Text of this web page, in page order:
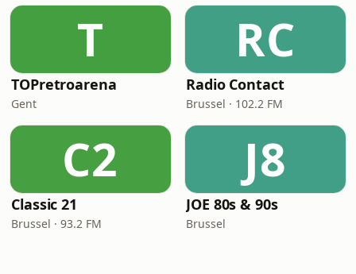
T
TOPretroarena
Gent
RC
Radio Contact
Brussel · 102.2 FM
C2
Classic 21
Brussel · 93.2 FM
J8
JOE 80s & 90s
Brussel